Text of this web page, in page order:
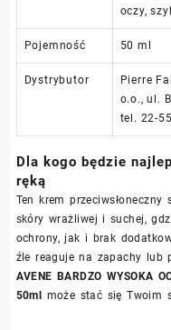
oczy,
Pojemność 50 ml
Dystrybutor
Pierre
o.o., ul.
tel. 22-
Dla kogo będzie
ręką
Ten krem
skóry wrażliwej i suchej,
ochrony, jak i brak
źle reaguje na zapachy lub
AVENE BARDZO WYSOKA
50ml
może stać się Twoim